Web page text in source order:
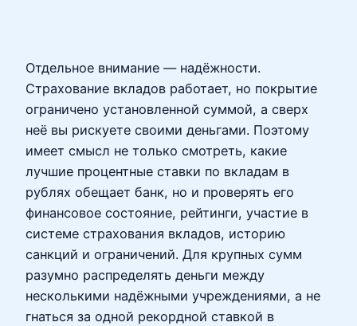
Отдельное внимание — надёжности.
Страхование вкладов работает, но покрытие
ограничено установленной суммой, а сверх
неё вы рискуете своими деньгами. Поэтому
имеет смысл не только смотреть, какие
лучшие процентные ставки по вкладам в
рублях обещает банк, но и проверять его
финансовое состояние, рейтинги, участие в
системе страхования вкладов, историю
санкций и ограничений. Для крупных сумм
разумно распределять деньги между
несколькими надёжными учреждениями, а не
гнаться за одной рекордной ставкой в